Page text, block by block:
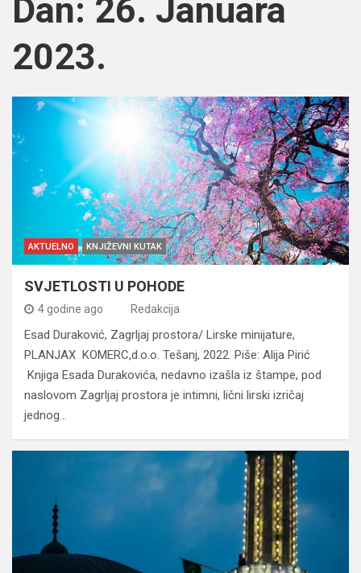
Dan: 26. Januara
2023.
AKTUELNO KNJIŽEVNI KUTAK
SVJETLOSTI U POHODE
4 godine ago Redakcija
Esad Duraković, Zagrljaj prostora/ Lirske minijature,
PLANJAX KOMERC,d.o.o. Tešanj, 2022. Piše: Alija Pirić
Knjiga Esada Durakovića, nedavno izašla iz štampe, pod
naslovom Zagrljaj prostora je intimni, lični lirski izričaj
jednog…